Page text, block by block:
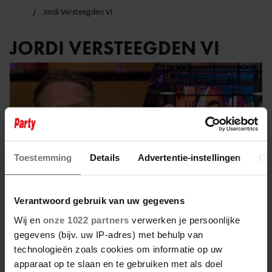
Toestemming Details Advertentie-instellingen
Verantwoord gebruik van uw gegevens
Wij en onze 1022 partners verwerken je persoonlijke
gegevens (bijv. uw IP-adres) met behulp van
technologieën zoals cookies om informatie op uw
apparaat op te slaan en te gebruiken met als doel
Jordi Versteegden VI
JORDI VERSTEEGDEN VI
27 augustus 2025